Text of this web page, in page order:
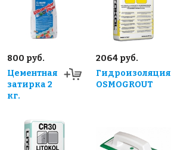
800 руб.
Цементная
затирка 2
кг.
2064 руб.
Гидроизоляция
OSMOGROUT